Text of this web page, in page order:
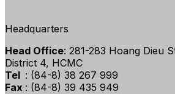
Headquarters
Head Office: 281-283 Hoang Dieu
District 4, HCMC
Tel : (84-8) 38 267 999
Fax : (84-8) 39 435 949